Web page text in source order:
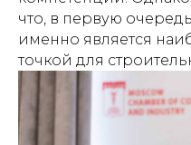
что, в первую
именно является
точкой для